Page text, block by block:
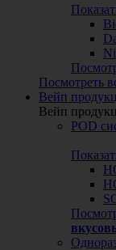
Посмотреть
Вейп
Вейп
POD